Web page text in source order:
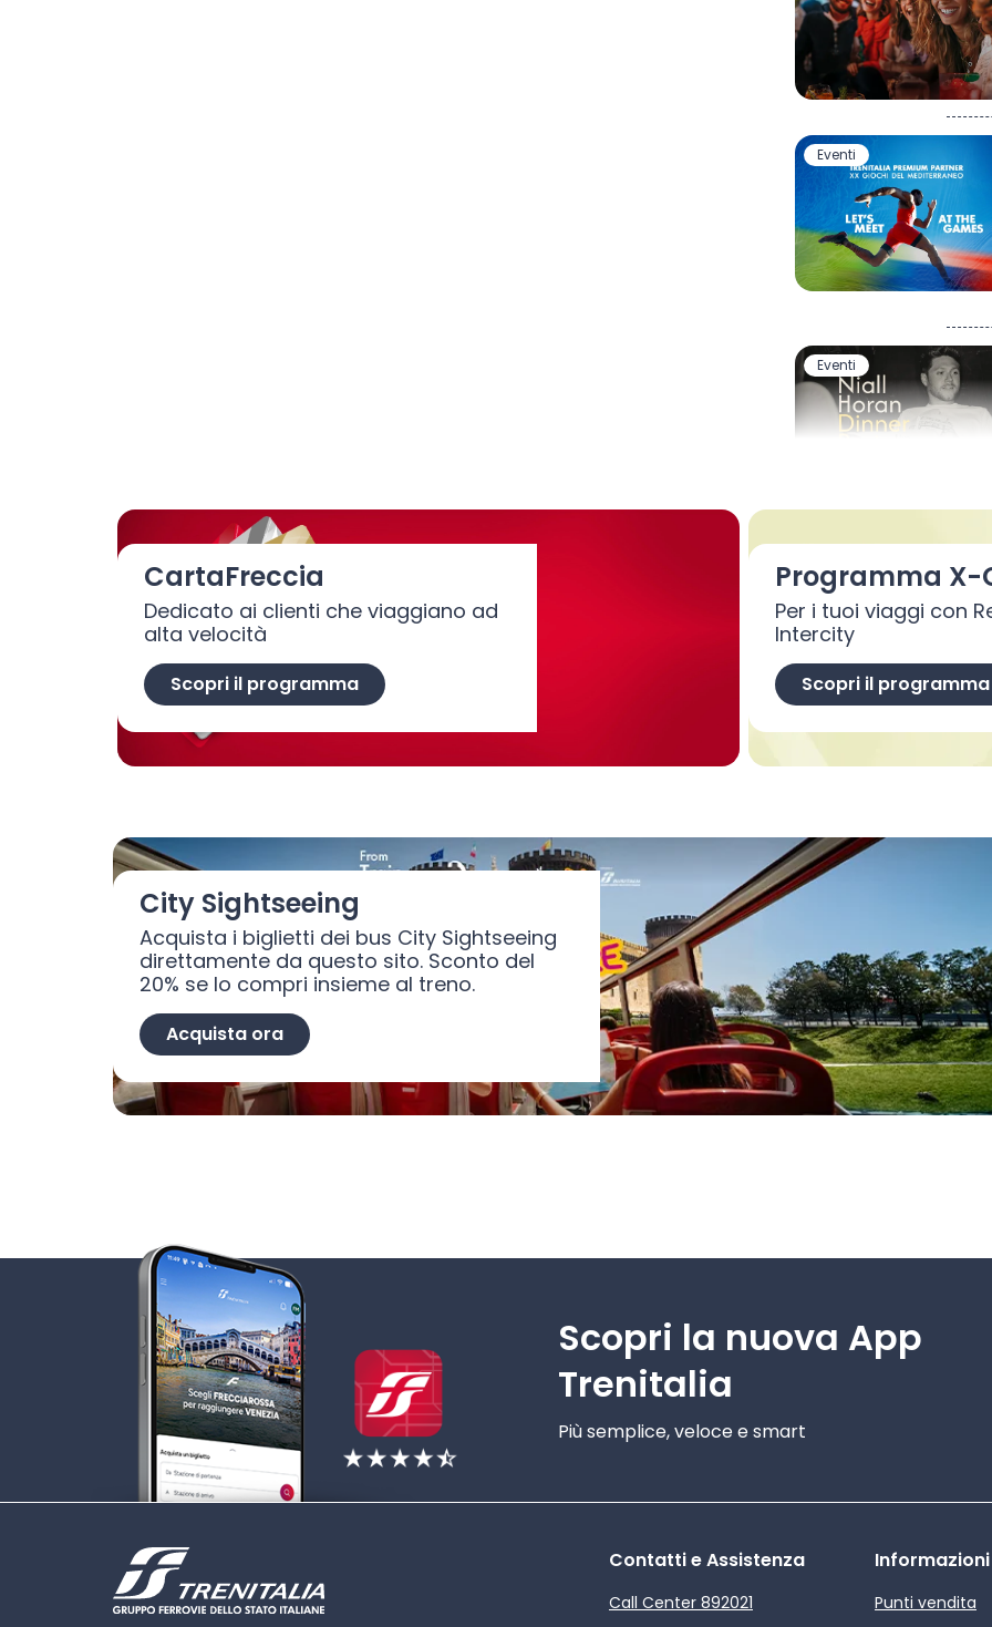
Eventi
Eventi
CartaFreccia
Dedicato ai clienti che viaggiano ad
alta velocità
Scopri il programma
Programma X-
Per i tuoi viaggi con
Intercity
Scopri il programma
City Sightseeing
Acquista i biglietti dei bus City Sightseeing
direttamente da questo sito. Sconto del
20% se lo compri insieme al treno.
Acquista ora
Scopri la nuova App
Trenitalia
Più semplice, veloce e smart
Contatti e Assistenza
Call Center 892021
Informazioni
Punti vendita